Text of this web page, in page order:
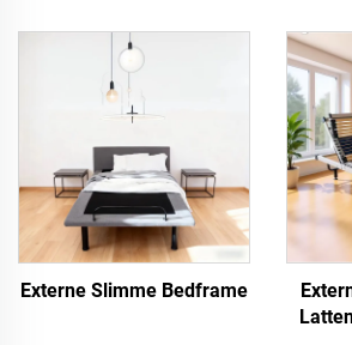
Externe Slimme Bedframe